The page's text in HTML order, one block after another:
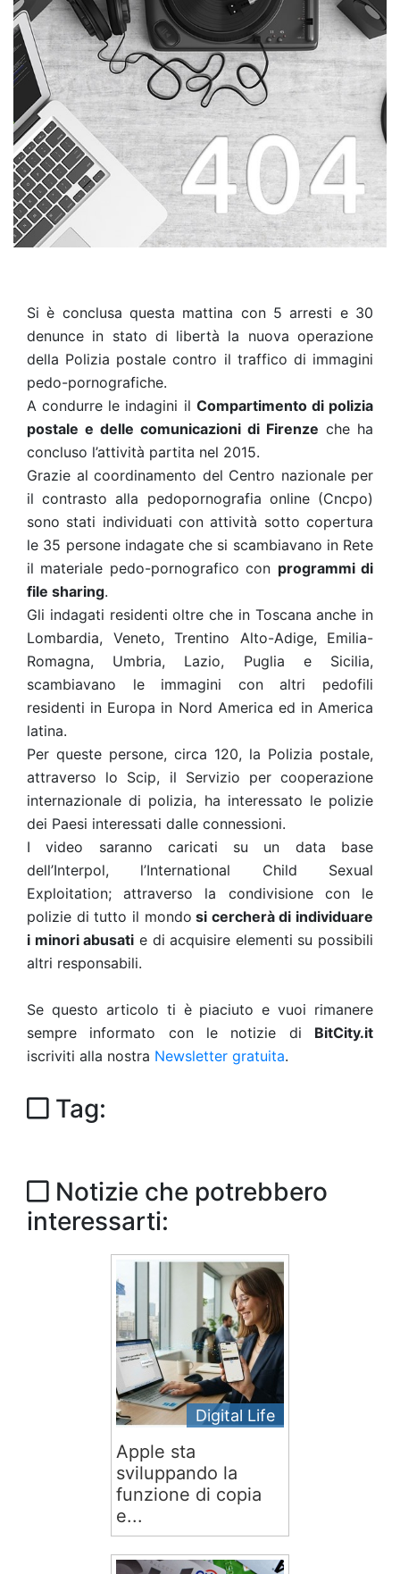
Si è conclusa questa mattina con 5 arresti e 30
denunce in stato di libertà la nuova operazione
della Polizia postale contro il traffico di immagini
pedo-pornografiche.
A condurre le indagini il Compartimento di polizia
postale e delle comunicazioni di Firenze che ha
concluso l’attività partita nel 2015.
Grazie al coordinamento del Centro nazionale per
il contrasto alla pedopornografia online (Cncpo)
sono stati individuati con attività sotto copertura
le 35 persone indagate che si scambiavano in Rete
il materiale pedo-pornografico con programmi di
file sharing.
Gli indagati residenti oltre che in Toscana anche in
Lombardia, Veneto, Trentino Alto-Adige, Emilia-
Romagna, Umbria, Lazio, Puglia e Sicilia,
scambiavano le immagini con altri pedofili
residenti in Europa in Nord America ed in America
latina.
Per queste persone, circa 120, la Polizia postale,
attraverso lo Scip, il Servizio per cooperazione
internazionale di polizia, ha interessato le polizie
dei Paesi interessati dalle connessioni.
I video saranno caricati su un data base
dell’Interpol, l’International Child Sexual
Exploitation; attraverso la condivisione con le
polizie di tutto il mondo si cercherà di individuare
i minori abusati e di acquisire elementi su possibili
altri responsabili.
Se questo articolo ti è piaciuto e vuoi rimanere
sempre informato con le notizie di BitCity.it
iscriviti alla nostra Newsletter gratuita.
Tag:
Notizie che potrebbero
interessarti:
Digital Life
Apple sta
sviluppando la
funzione di copia
e...